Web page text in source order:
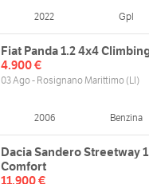
2022 Gpl
Fiat Panda 1.2 4x4
4.900 €
03 Ago - Rosignano Marittimo (LI)
2006 Benzina
Dacia Sandero Streetway
Comfort
11.900 €